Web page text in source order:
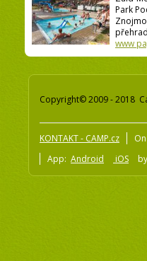
67102 Šumná
Zuid-
Park
Znojmo
www
KONTAKT - CAMP.cz